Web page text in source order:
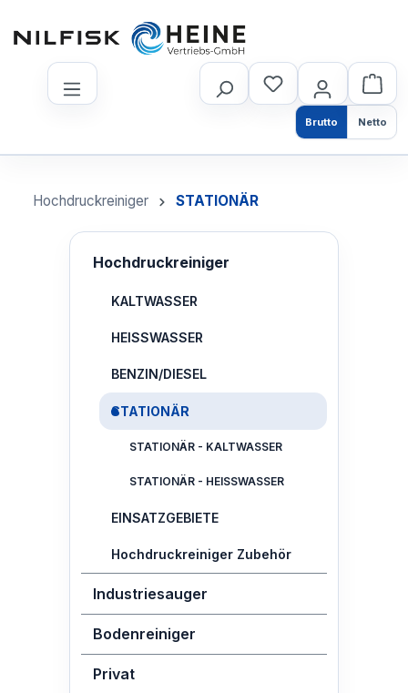
Brutto Netto
Hochdruckreiniger STATIONÄR
Hochdruckreiniger
KALTWASSER
HEISSWASSER
BENZIN/DIESEL
STATIONÄR
STATIONÄR - KALTWASSER
STATIONÄR - HEISSWASSER
EINSATZGEBIETE
Hochdruckreiniger Zubehör
Industriesauger
Bodenreiniger
Privat